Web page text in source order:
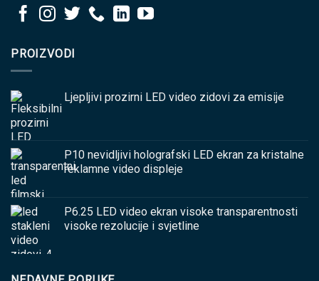
PROIZVODI
Ljepljivi prozirni LED video zidovi za emisije
P10 nevidljivi holografski LED ekran za kristalne
reklamne video displeje
P6.25 LED video ekran visoke transparentnosti
visoke rezolucije i svjetline